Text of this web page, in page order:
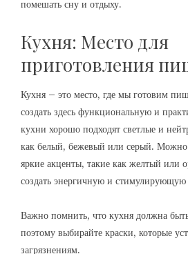
помешать сну и отдыху.
Кухня: Место для
приготовления
Кухня – это место, где мы готовим
создать здесь функциональную и
кухни хорошо подходят светлые и
как белый, бежевый или серый. Можно
яркие акценты, такие как желтый или
создать энергичную и стимулирующую
Важно помнить, что кухня должна
поэтому выбирайте краски, которые
загрязнениям.